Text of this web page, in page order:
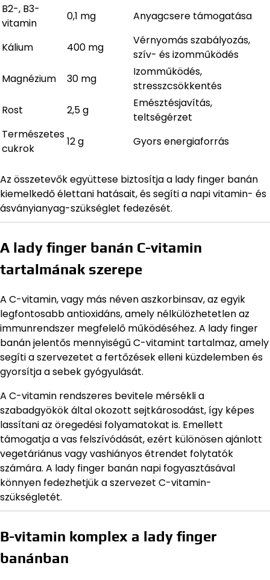
B2-, B3-
vitamin
0,1 mg Anyagcsere támogatása
Kálium 400 mg
Vérnyomás szabályozás,
szív- és izomműködés
Magnézium
30 mg
Izomműködés,
stresszcsökkentés
Rost
2,5 g
Emésztésjavítás,
teltségérzet
Természetes
cukrok
12 g Gyors energiaforrás
Az összetevők együttese biztosítja a lady finger banán
kiemelkedő élettani hatásait, és segíti a napi vitamin- és
ásványianyag-szükséglet fedezését.
A lady finger banán C-vitamin
tartalmának szerepe
A C-vitamin, vagy más néven aszkorbinsav, az egyik
legfontosabb antioxidáns, amely nélkülözhetetlen az
immunrendszer megfelelő működéséhez. A lady finger
banán jelentős mennyiségű C-vitamint tartalmaz, amely
segíti a szervezetet a fertőzések elleni küzdelemben és
gyorsítja a sebek gyógyulását.
A C-vitamin rendszeres bevitele mérsékli a
szabadgyökök által okozott sejtkárosodást, így képes
lassítani az öregedési folyamatokat is. Emellett
támogatja a vas felszívódását, ezért különösen ajánlott
vegetáriánus vagy vashiányos étrendet folytatók
számára. A lady finger banán napi fogyasztásával
könnyen fedezhetjük a szervezet C-vitamin-
szükségletét.
B-vitamin komplex a lady finger
banánban